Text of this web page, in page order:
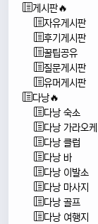
게시판🔥
자유게시판
후기게시판
꿀팁공유
질문게시판
유머게시판
다낭🔥
다낭 숙소
다낭 가라오케
다낭 클럽
다낭 바
다낭 이발소
다낭 마사지
다낭 골프
다낭 여행지